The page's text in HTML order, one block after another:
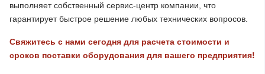
выполняет собственный сервис-центр компании, что
гарантирует быстрое решение любых технических вопросов.
Свяжитесь с нами сегодня для расчета стоимости и
сроков поставки оборудования для вашего предприятия!